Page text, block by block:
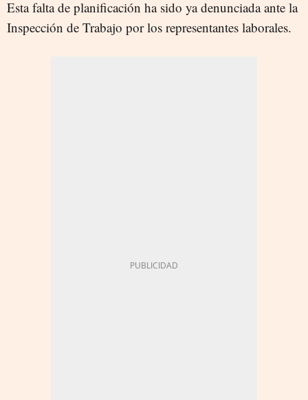
Esta falta de planificación ha sido ya denunciada ante la
Inspección de Trabajo por los representantes laborales.